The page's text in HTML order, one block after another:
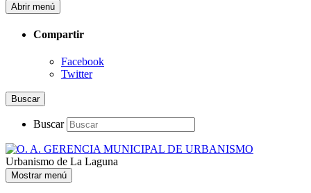
Abrir menú
Compartir
Facebook
Twitter
Buscar
Buscar
Urbanismo de La Laguna
Mostrar menú